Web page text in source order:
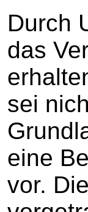
Durch
das
sei
eine
vor.